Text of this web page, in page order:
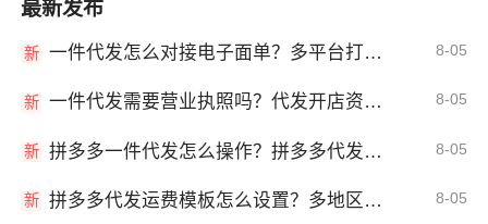
最新发布
新 一件代发怎么对接电子面单？多平台打单发货教程 8-05
新 一件代发需要营业执照吗？代发开店资质详解 8-05
新 拼多多一件代发怎么操作？拼多多代发全流程 8-05
新 拼多多代发运费模板怎么设置？多地区运费 8-05